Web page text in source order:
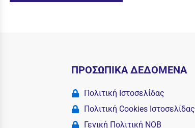
ΠΡΟΣΩΠΙΚΑ ΔΕΔΟΜΕΝΑ
Πολιτική Ιστοσελίδας
Πολιτική Cookies Iστοσελίδας
Γενική Πολιτική ΝΟΒ